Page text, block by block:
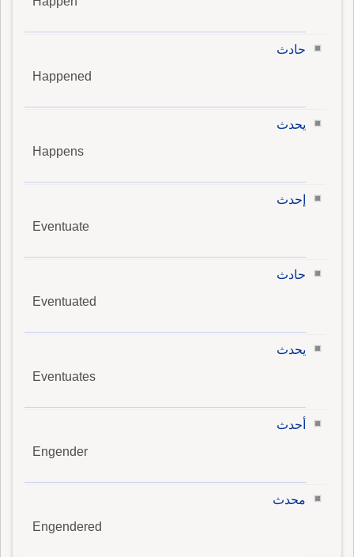
حادث
Happened
يحدث
Happens
إحدث
Eventuate
حادث
Eventuated
يحدث
Eventuates
أحدث
Engender
محدث
Engendered